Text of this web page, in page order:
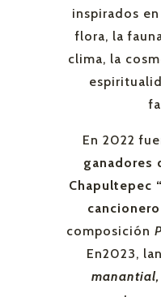
inspirados
flora, la
clima, la
En 2022
ganadores
Chapultepec
composición
En2023,
manantial,